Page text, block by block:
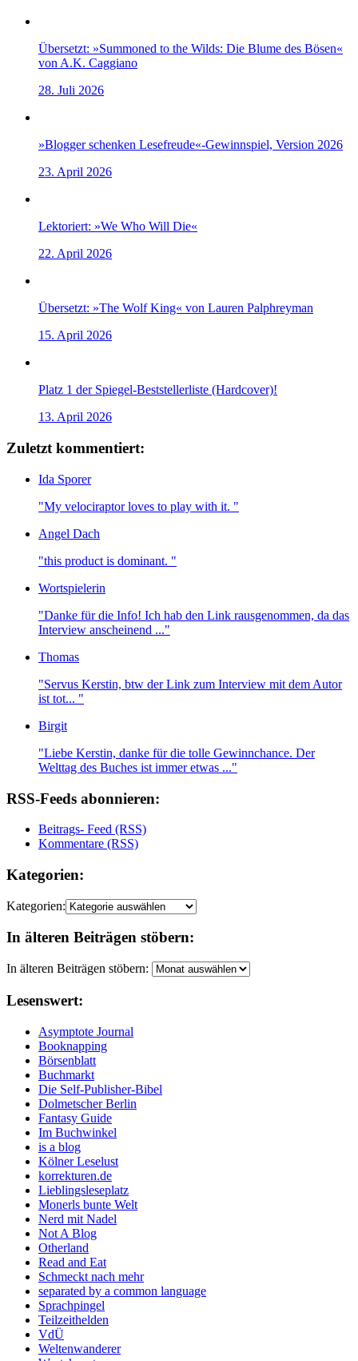
Übersetzt: »Summoned to the Wilds: Die Blume des Bösen«
von A.K. Caggiano
28. Juli 2026
»Blogger schenken Lesefreude«-Gewinnspiel, Version 2026
23. April 2026
Lektoriert: »We Who Will Die«
22. April 2026
Übersetzt: »The Wolf King« von Lauren Palphreyman
15. April 2026
Platz 1 der Spiegel-Beststellerliste (Hardcover)!
13. April 2026
Zuletzt kommentiert:
Ida Sporer
"My velociraptor loves to play with it. "
Angel Dach
"this product is dominant. "
Wortspielerin
"Danke für die Info! Ich hab den Link rausgenommen, da das
Interview anscheinend ..."
Thomas
"Servus Kerstin, btw der Link zum Interview mit dem Autor
ist tot... "
Birgit
"Liebe Kerstin, danke für die tolle Gewinnchance. Der
Welttag des Buches ist immer etwas ..."
RSS-Feeds abonnieren:
Beitrags- Feed (RSS)
Kommentare (RSS)
Kategorien:
Kategorien:
In älteren Beiträgen stöbern:
In älteren Beiträgen stöbern:
Lesenswert:
Asymptote Journal
Booknapping
Börsenblatt
Buchmarkt
Die Self-Publisher-Bibel
Dolmetscher Berlin
Fantasy Guide
Im Buchwinkel
is a blog
Kölner Leselust
korrekturen.de
Lieblingsleseplatz
Monerls bunte Welt
Nerd mit Nadel
Not A Blog
Otherland
Read and Eat
Schmeckt nach mehr
separated by a common language
Sprachpingel
Teilzeithelden
VdÜ
Weltenwanderer